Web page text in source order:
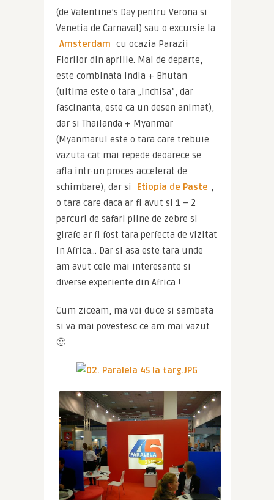
(de Valentine’s Day pentru Verona si
Amsterdam cu ocazia Parazii
Florilor din aprilie. Mai de departe,
este combinata India + Bhutan
(ultima este o tara „inchisa”, dar
fascinanta, este ca un desen animat),
dar si Thailanda + Myanmar
(Myanmarul este o tara care trebuie
vazuta cat mai repede deoarece se
afla intr-un proces accelerat de
schimbare), dar si
Etiopia de Paste ,
o tara care daca ar fi avut si 1 – 2
parcuri de safari pline de zebre si
girafe ar fi fost tara perfecta de vizitat
in Africa… Dar si asa este tara unde
am avut cele mai interesante si
diverse experiente din Africa !
Cum ziceam, ma voi duce si sambata
si va mai povestesc ce am mai vazut
🙂